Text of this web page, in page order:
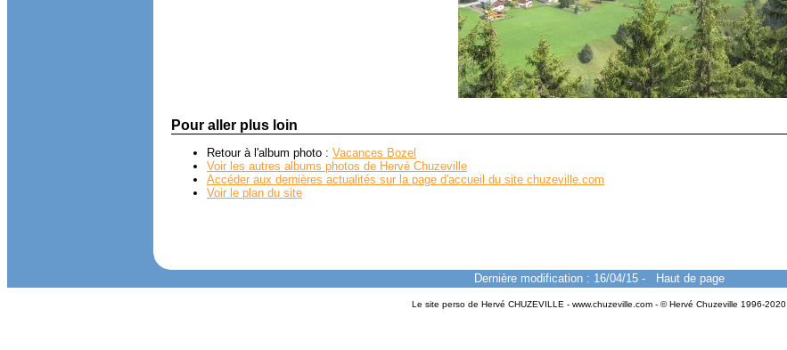
Pour aller plus loin
Retour à l'album photo : Vacances Bozel
Voir les autres albums photos de Hervé Chuzeville
Accéder aux dernières actualités sur la page d'accueil du site chuzeville.com
Voir le plan du site
Dernière modification : 16/04/15- Haut de page
Le site perso de Hervé CHUZEVILLE - www.chuzeville.com - © Hervé Chuzeville 1996-2020